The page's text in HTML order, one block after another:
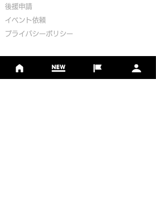
​後援申請
​イベント依頼
プライバシーポリシー